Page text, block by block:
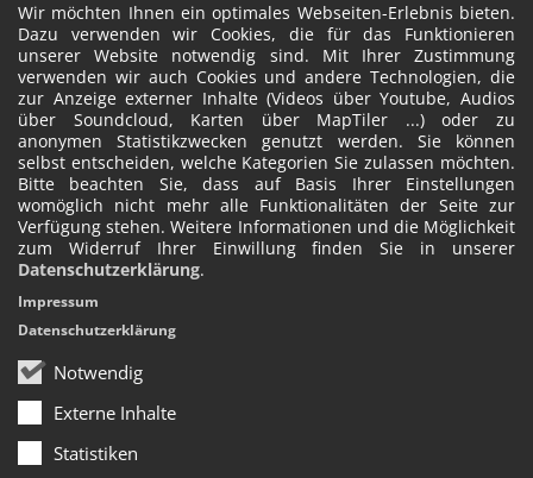
Wir möchten Ihnen ein optimales Webseiten-Erlebnis bieten.
Dazu verwenden wir Cookies, die für das Funktionieren
unserer Website notwendig sind. Mit Ihrer Zustimmung
verwenden wir auch Cookies und andere Technologien, die
zur Anzeige externer Inhalte (Videos über Youtube, Audios
über Soundcloud, Karten über MapTiler ...) oder zu
anonymen Statistikzwecken genutzt werden. Sie können
selbst entscheiden, welche Kategorien Sie zulassen möchten.
Bitte beachten Sie, dass auf Basis Ihrer Einstellungen
womöglich nicht mehr alle Funktionalitäten der Seite zur
Verfügung stehen. Weitere Informationen und die Möglichkeit
zum Widerruf Ihrer Einwillung finden Sie in unserer
Datenschutzerklärung.
Notwendig
Externe Inhalte
Statistiken
Impressum
Datenschutzerklärung